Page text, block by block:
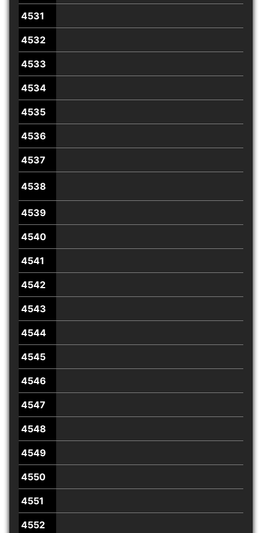
4531
4532
4533
4534
4535
4536
4537
4538
4539
4540
4541
4542
4543
4544
4545
4546
4547
4548
4549
4550
4551
4552